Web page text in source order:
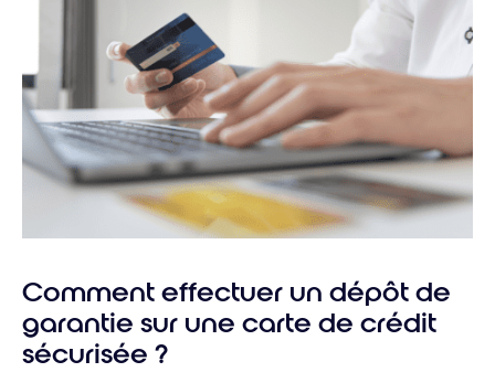
Comment effectuer un dépôt de
garantie sur une carte de crédit
sécurisée ?